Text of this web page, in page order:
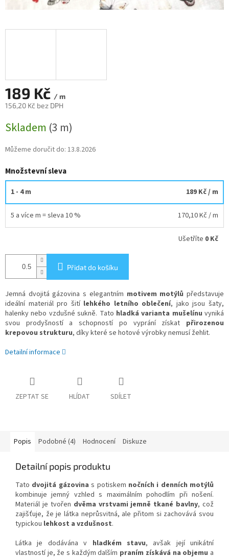
189 Kč / m
156,20 Kč bez DPH
cena:
Skladem (3 m)
Můžeme doručit do: 13.8.2026
Množstevní sleva
1 - 4 m 189 Kč/ m
5 a více m = sleva 10 % 170,10 Kč / m
Ušetříte 0 Kč
Přidat do košíku
Jemná dvojitá gázovina s elegantním motivem motýlů představuje
ideální materiál pro šití lehkého letního oblečení, jako jsou šaty,
halenky nebo vzdušné sukně. Tato hladká varianta mušelínu vyniká
svou prodyšností a schopností po vyprání získat přirozenou
krepovou strukturu, díky které se hotové výrobky nemusí žehlit.
Detailní informace
ZEPTAT SE HLÍDAT SDÍLET
Popis Podobné (4) Hodnocení Diskuze
Detailní popis produktu
Tato dvojitá gázovina s potiskem nočních i denních motýlů
kombinuje jemný vzhled s maximálním pohodlím při nošení.
Materiál je tvořen dvěma vrstvami jemně tkané bavlny, což
zajišťuje, že je látka neprůsvitná, ale přitom si zachovává svou
typickou lehkost a vzdušnost.
Látka je dodávána v hladkém stavu, avšak její unikátní
vlastností je, že s každým dalším praním získává na objemu a